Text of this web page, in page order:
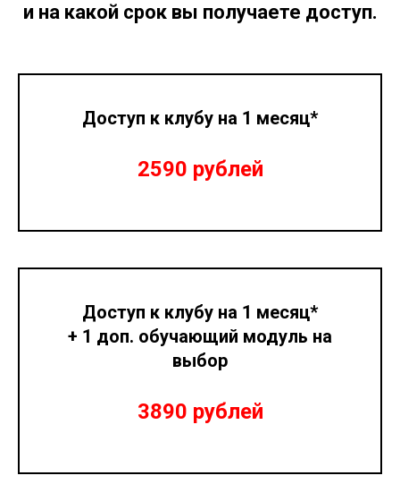
и на какой срок вы получаете доступ.
Доступ к клубу на 1 месяц*
2590 рублей
Доступ к клубу на 1 месяц*
+ 1 доп. обучающий модуль на
выбор
3890 рублей